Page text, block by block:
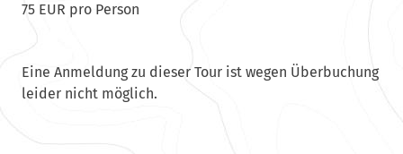
75 EUR pro Person
Eine Anmeldung zu dieser Tour ist wegen Überbuchung
leider nicht möglich.